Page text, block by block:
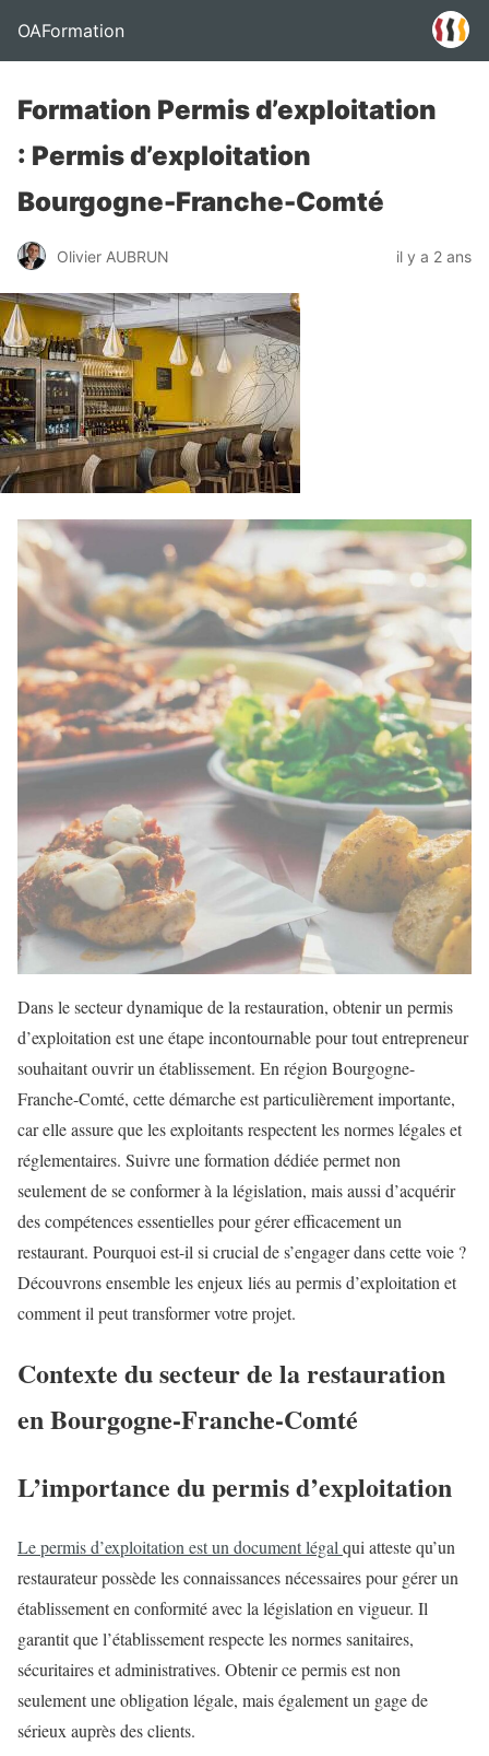
OAFormation
Formation Permis d’exploitation
: Permis d’exploitation
Bourgogne-Franche-Comté
Olivier AUBRUN il y a 2 ans
Dans le secteur dynamique de la restauration, obtenir un permis
d’exploitation est une étape incontournable pour tout entrepreneur
souhaitant ouvrir un établissement. En région Bourgogne-
Franche-Comté, cette démarche est particulièrement importante,
car elle assure que les exploitants respectent les normes légales et
réglementaires. Suivre une formation dédiée permet non
seulement de se conformer à la législation, mais aussi d’acquérir
des compétences essentielles pour gérer efficacement un
restaurant. Pourquoi est-il si crucial de s’engager dans cette voie ?
Découvrons ensemble les enjeux liés au permis d’exploitation et
comment il peut transformer votre projet.
Contexte du secteur de la restauration
en Bourgogne-Franche-Comté
L’importance du permis d’exploitation
Le permis d’exploitation est un document légal qui atteste qu’un
restaurateur possède les connaissances nécessaires pour gérer un
établissement en conformité avec la législation en vigueur. Il
garantit que l’établissement respecte les normes sanitaires,
sécuritaires et administratives. Obtenir ce permis est non
seulement une obligation légale, mais également un gage de
sérieux auprès des clients.